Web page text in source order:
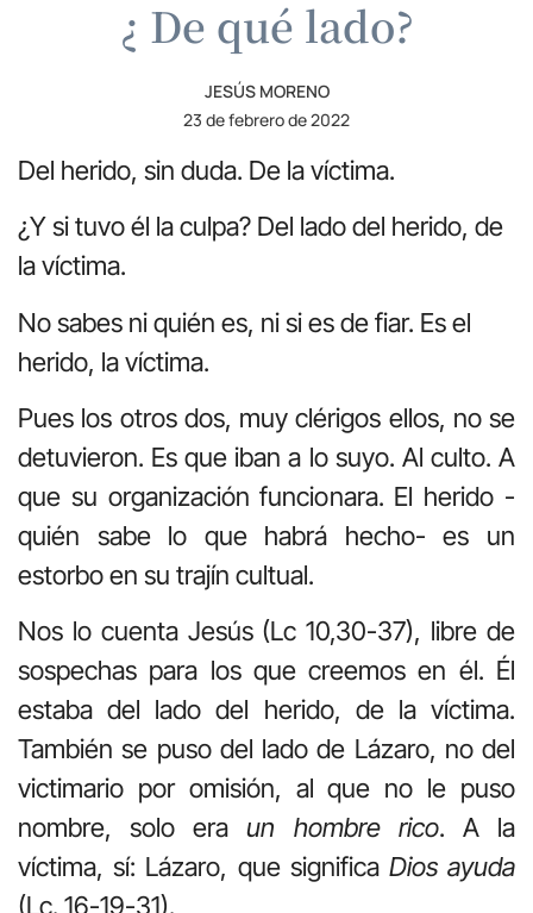
¿ De qué lado?
JESÚS MORENO
23 de febrero de 2022
Del herido, sin duda. De la víctima.
¿Y si tuvo él la culpa? Del lado del herido, de
la víctima.
No sabes ni quién es, ni si es de fiar. Es el
herido, la víctima.
Pues los otros dos, muy clérigos ellos, no se
detuvieron. Es que iban a lo suyo. Al culto. A
que su organización funcionara. El herido -
quién sabe lo que habrá hecho- es un
estorbo en su trajín cultual.
Nos lo cuenta Jesús (Lc 10,30-37), libre de
sospechas para los que creemos en él. Él
estaba del lado del herido, de la víctima.
También se puso del lado de Lázaro, no del
victimario por omisión, al que no le puso
nombre, solo eraun hombre rico. A la
víctima, sí: Lázaro, que significa Dios ayuda
(Lc. 16-19-31).